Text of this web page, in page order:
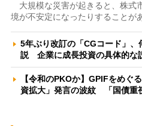
大規模な災害が起きると、株式
境が不安定になったりすることが
5年ぶり改訂の「CGコード」
説 企業に成長投資の具体的な
【令和のPKOか】GPIFをめぐ
資拡大」発言の波紋 「国債重